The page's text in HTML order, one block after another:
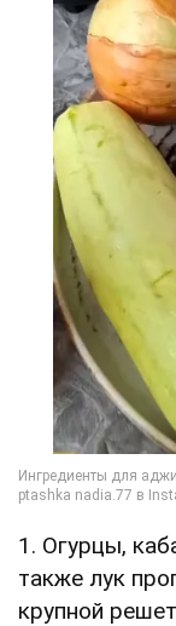
1. Огурцы,
также лук
крупной